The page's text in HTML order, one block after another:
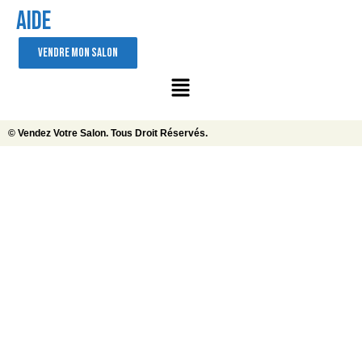
AIDE
VENDRE MON SALON
© Vendez Votre Salon. Tous Droit Réservés.